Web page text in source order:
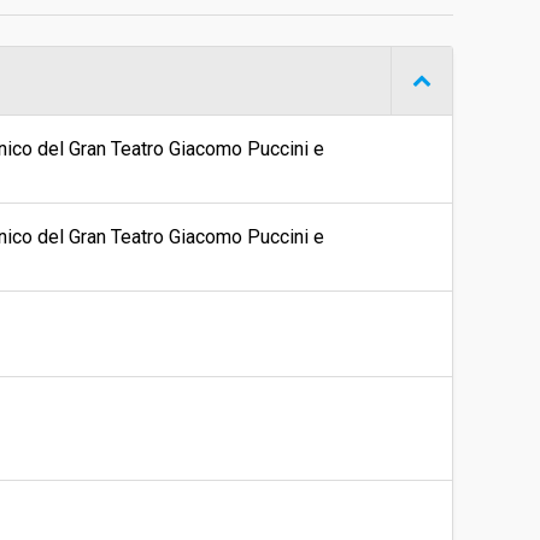
€ 75.000,00
del Gran Teatro Giacomo Puccini e
del Gran Teatro Giacomo Puccini e